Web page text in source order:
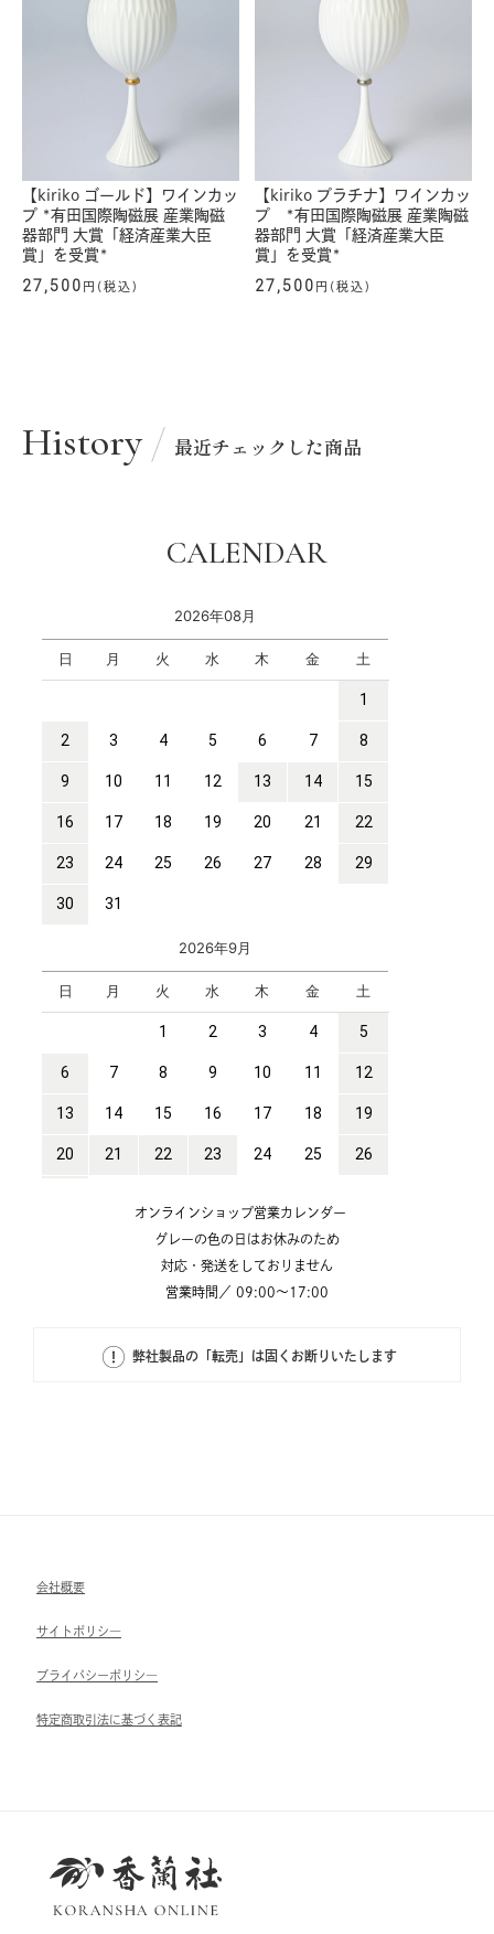
【kiriko ゴールド】ワインカッ
プ *有田国際陶磁展 産業陶磁
器部門 大賞「経済産業大臣
賞」を受賞*
27,500 円(税込)
【kiriko プラチナ】ワインカッ
プ *有田国際陶磁展 産業陶磁
器部門 大賞「経済産業大臣
賞」を受賞*
27,500 円(税込)
History 最近チェックした商品
CALENDAR
オンラインショップ営業カレンダー
グレーの色の日はお休みのため
対応・発送をしておりません
営業時間／ 09:00～17:00
弊社製品の「転売」は固くお断りいたします
会社概要
サイトポリシ―
ブライパシーポリシ―
特定商取引法に基づく表記